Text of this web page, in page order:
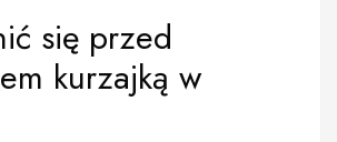
się przed
kurzajką w